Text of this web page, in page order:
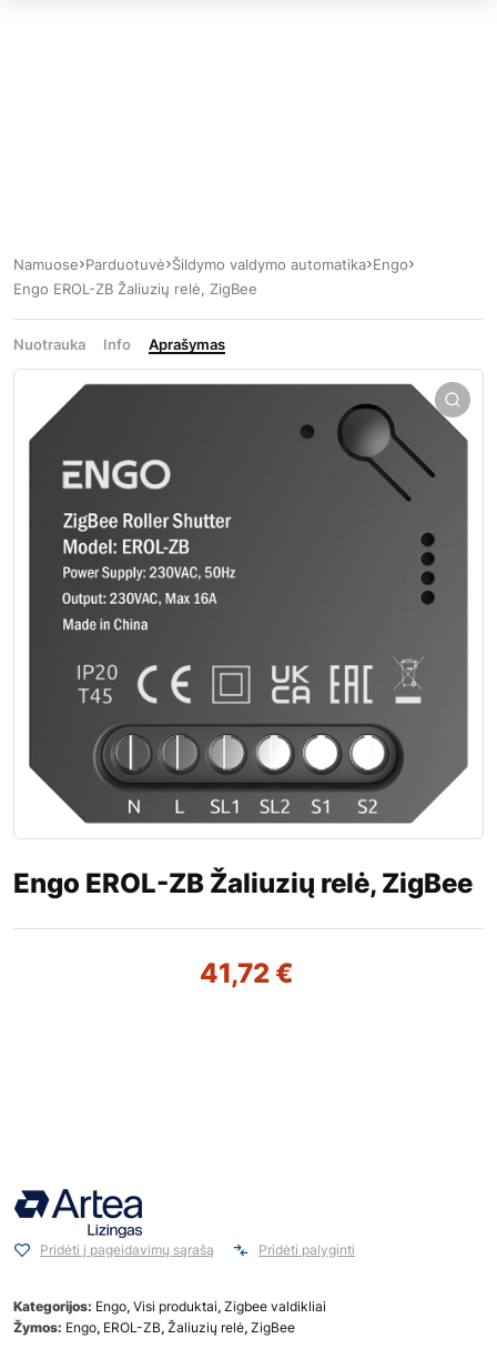
Namuose Parduotuvė Šildymo valdymo automatika Engo
Engo EROL-ZB Žaliuzių relė, ZigBee
Nuotrauka Info Aprašymas
Engo EROL-ZB Žaliuzių relė, ZigBee
41,72 €
Pridėti į pageidavimų sąrašą Pridėti palyginti
Kategorijos: Engo, Visi produktai, Zigbee valdikliai
Žymos: Engo, EROL-ZB, Žaliuzių relė, ZigBee